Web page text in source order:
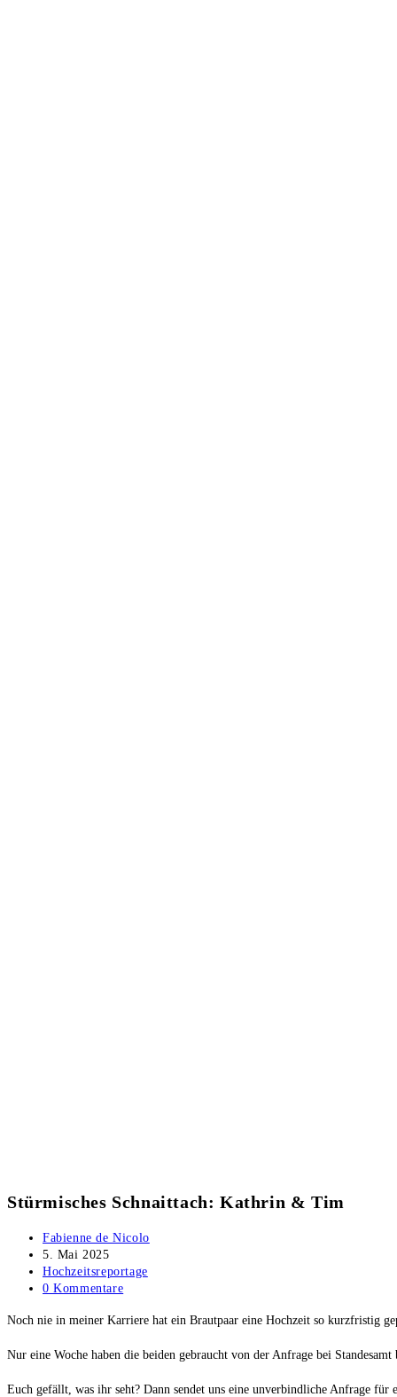
Stürmisches Schnaittach: Kathrin & Tim
Beitrags-
Autor:
Fabienne de Nicolo
Beitrag
veröffentlicht:
5. Mai 2025
Beitrags-
Kategorie:
Hochzeitsreportage
Beitrags-
0 Kommentare
Noch nie in meiner Karriere hat ein Brautpaar eine Hochzeit so kurzfristig
Nur eine Woche haben die beiden gebraucht von der Anfrage bei
Euch gefällt, was ihr seht? Dann sendet uns eine unverbindliche Anfrage für